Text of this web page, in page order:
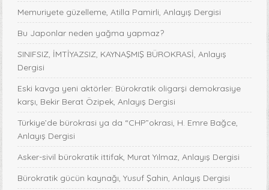
Memuriyete güzelleme, Atilla Pamirli, Anlayış Dergisi
Bu Japonlar neden yağma yapmaz?
SINIFSIZ, İMTİYAZSIZ, KAYNAŞMIŞ BÜROKRASİ, Anlayış
Dergisi
Eski kavga yeni aktörler: Bürokratik oligarşi demokrasiye
karşı, Bekir Berat Özipek, Anlayış Dergisi
Türkiye’de bürokrasi ya da “CHP”okrasi, H. Emre Bağce,
Anlayış Dergisi
Asker-sivil bürokratik ittifak, Murat Yılmaz, Anlayış Dergisi
Bürokratik gücün kaynağı, Yusuf Şahin, Anlayış Dergisi